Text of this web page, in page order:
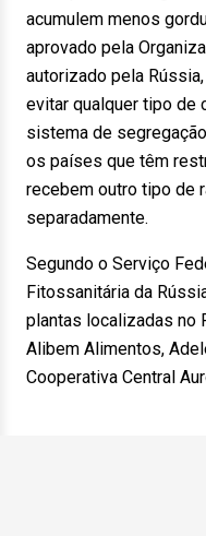
acumulem menos
aprovado pela
autorizado pela
evitar qualquer tipo de
sistema de
os países que têm
recebem outro tipo de
separadamente.
Segundo o Serviço
Fitossanitária da
plantas localizadas no
Alibem Alimentos,
Cooperativa Central